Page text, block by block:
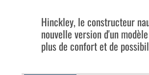
Hinckley, le constructeur
nouvelle version d'un
plus de confort et de